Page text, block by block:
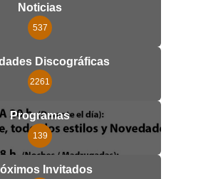
Noticias
537
Discográficas
2261
Programas
139
Invitados